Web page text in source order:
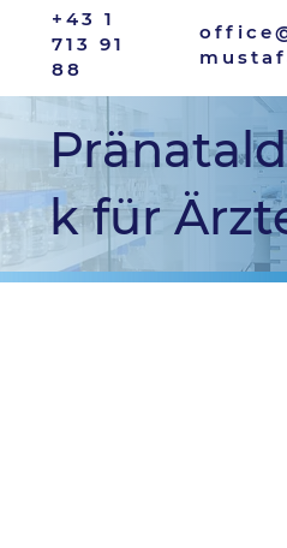
+43 1
713 91
88
k für